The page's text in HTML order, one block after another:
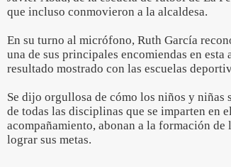
que incluso conmovieron a la alcaldesa.
En su turno al micrófono, Ruth García
una de sus principales encomiendas en
resultado mostrado con las escuelas
Se dijo orgullosa de cómo los niños y niñas
de todas las disciplinas que se imparten en
acompañamiento, abonan a la formación de
lograr sus metas.